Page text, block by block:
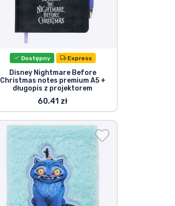
Dostępny Express
Disney Nightmare Before
Christmas notes premium A5 +
długopis z projektorem
60.41 zł